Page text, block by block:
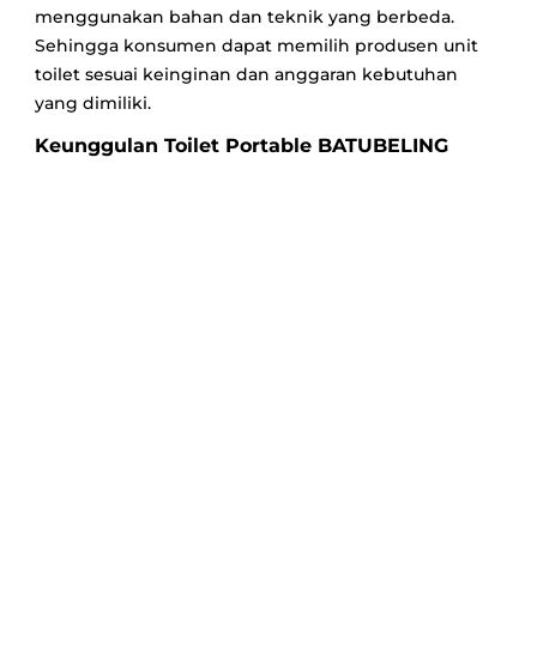
menggunakan bahan dan teknik yang berbeda.
Sehingga konsumen dapat memilih produsen unit
toilet sesuai keinginan dan anggaran kebutuhan
yang dimiliki.
Keunggulan Toilet Portable BATUBELING